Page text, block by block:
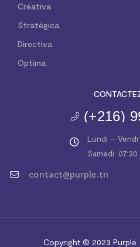
Créativa
Stratégica
Directiva
Optima
(+216)
Lundi –
Samedi: 07:30
contact@purple.tn
Copyright © 2023 Purple.